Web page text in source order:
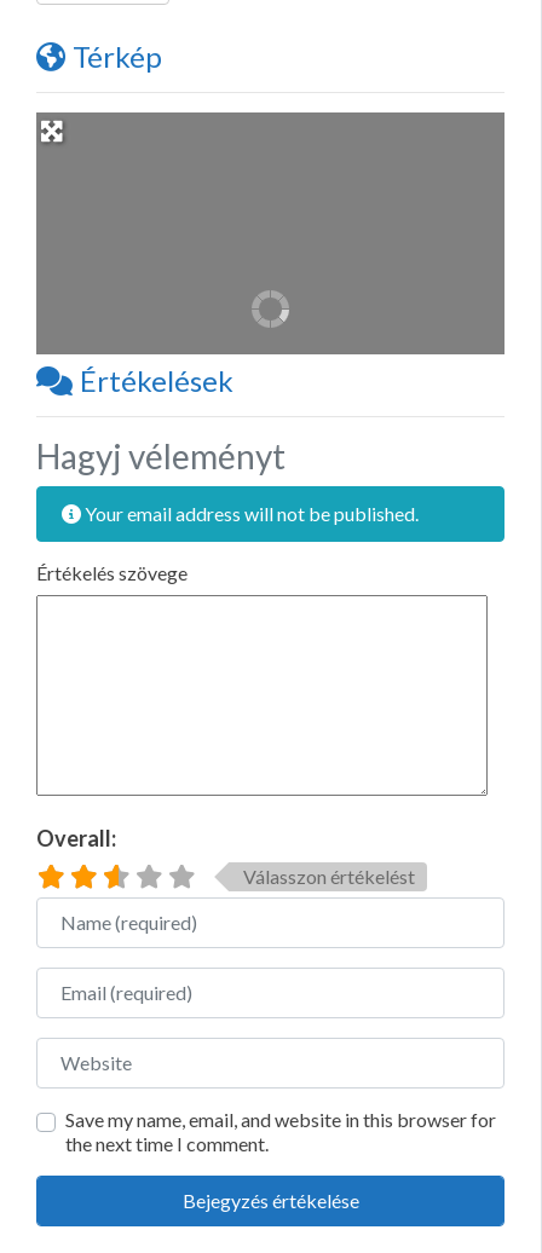
Térkép
Értékelések
Hagyj véleményt
Your email address will not be published.
Értékelés szövege
Overall:
Válasszon értékelést
Name
Email
Website
Save my name, email, and website in this browser for
the next time I comment.